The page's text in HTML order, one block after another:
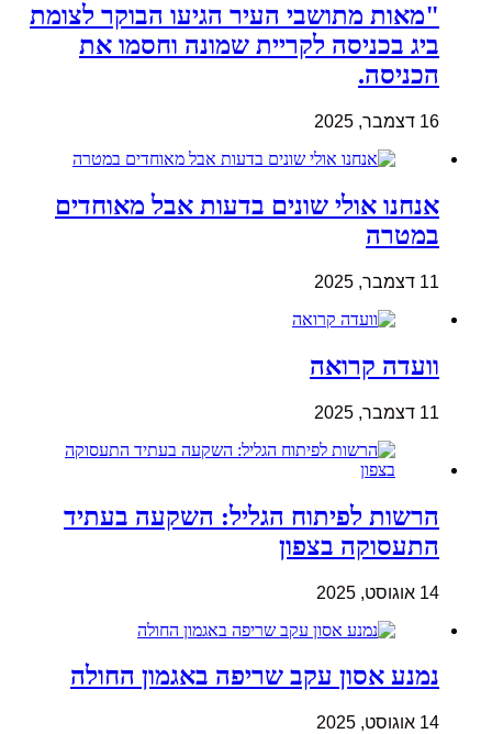
"מאות מתושבי העיר הגיעו הבוקר לצומת
ביג בכניסה לקריית שמונה וחסמו את
הכניסה.
16 דצמבר, 2025
אנחנו אולי שונים בדעות אבל מאוחדים
במטרה
11 דצמבר, 2025
וועדה קרואה
11 דצמבר, 2025
הרשות לפיתוח הגליל: השקעה בעתיד
התעסוקה בצפון
14 אוגוסט, 2025
נמנע אסון עקב שריפה באגמון החולה
14 אוגוסט, 2025